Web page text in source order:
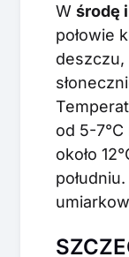
W środę
połowie
deszczu,
od 5-7°C
około